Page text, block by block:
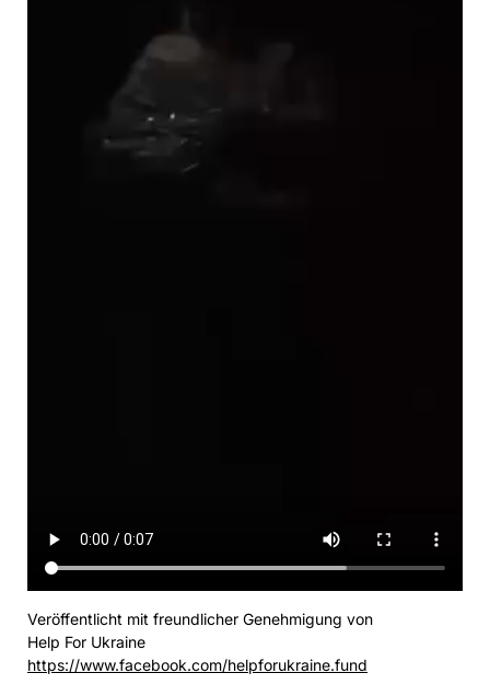
Veröffentlicht mit freundlicher Genehmigung von
Help For Ukraine
https://www.facebook.com/helpforukraine.fund